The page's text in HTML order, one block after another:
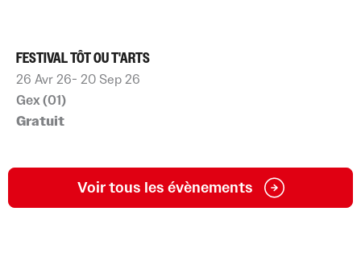
FESTIVAL TÔT OU T'ARTS
26 Avr 26- 20 Sep 26
Gex (01)
Gratuit
Voir tous les évènements